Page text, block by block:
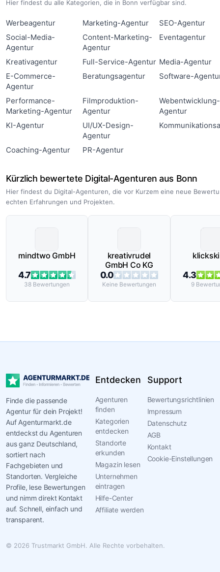
Hier findest du alle Kategorien, die in Bonn verfügbar sind.
Werbeagentur Marketing-Agentur
SEO-Agentur
Social-Media-
Agentur
Content-Marketing-
Agentur
Eventagentur
Kreativagentur Full-Service-Agentur Media-Agentur
E-Commerce-
Agentur
Beratungsagentur Software-
Performance-
Marketing-Agentur
Filmproduktion-
Agentur
Webentwicklung-
Agentur
KI-Agentur
UI/UX-Design-
Agentur
Coaching-Agentur PR-Agentur
Kürzlich bewertete Digital-Agenturen aus Bonn
Hier findest du Digital-Agenturen, die vor Kurzem eine neue
echten Erfahrungen und Projekten.
mindtwo GmbH
4.7
38 Bewertungen
kreativrudel
GmbH Co KG
0.0
Keine Bewertungen
4.3
9
Finde die passende
Agentur für dein Projekt!
Auf Agenturmarkt.de
entdeckst du Agenturen
aus ganz Deutschland,
sortiert nach
Fachgebieten und
Standorten. Vergleiche
Profile, lese Bewertungen
und nimm direkt Kontakt
auf. Schnell, einfach und
transparent.
Entdecken
Agenturen
finden
Kategorien
entdecken
Standorte
erkunden
Magazin lesen
Unternehmen
eintragen
Hilfe-Center
Affiliate werden
Support
Bewertungsrichtlinien
Impressum
Datenschutz
AGB
Kontakt
Cookie-Einstellungen
© 2026 Trustmarkt GmbH. Alle Rechte vorbehalten.